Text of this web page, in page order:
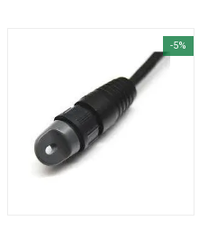
-5%